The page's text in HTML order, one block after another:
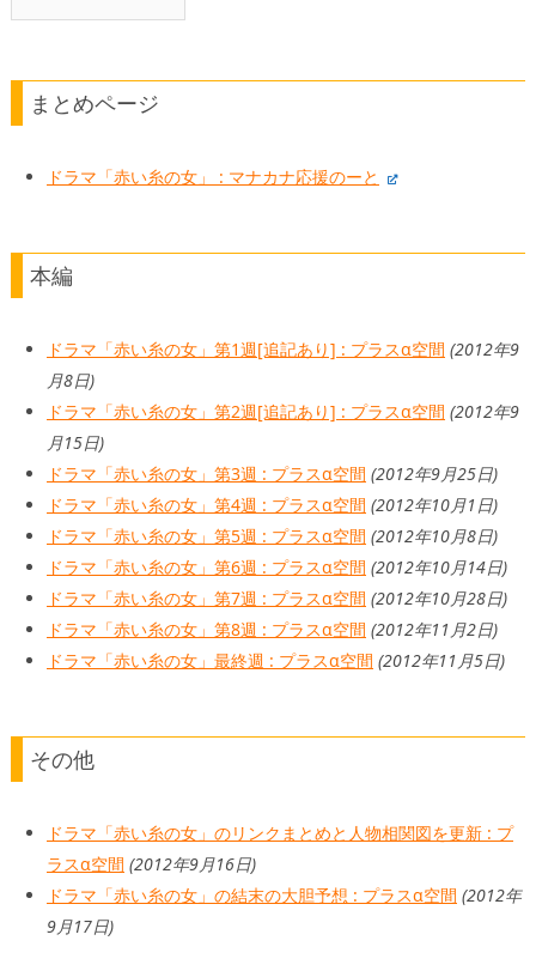
まとめページ
ドラマ「赤い糸の女」 : マナカナ応援のーと
本編
ドラマ「赤い糸の女」第1週[追記あり] : プラスα空間 (2012年9
月8日)
ドラマ「赤い糸の女」第2週[追記あり] : プラスα空間 (2012年9
月15日)
ドラマ「赤い糸の女」第3週 : プラスα空間 (2012年9月25日)
ドラマ「赤い糸の女」第4週 : プラスα空間 (2012年10月1日)
ドラマ「赤い糸の女」第5週 : プラスα空間 (2012年10月8日)
ドラマ「赤い糸の女」第6週 : プラスα空間 (2012年10月14日)
ドラマ「赤い糸の女」第7週 : プラスα空間 (2012年10月28日)
ドラマ「赤い糸の女」第8週 : プラスα空間 (2012年11月2日)
ドラマ「赤い糸の女」最終週 : プラスα空間 (2012年11月5日)
その他
ドラマ「赤い糸の女」のリンクまとめと人物相関図を更新 : プ
ラスα空間 (2012年9月16日)
ドラマ「赤い糸の女」の結末の大胆予想 : プラスα空間 (2012年
9月17日)